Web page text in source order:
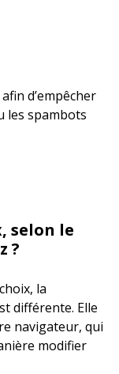
d’empêcher
les spambots
selon le
?
la
différente. Elle
navigateur, qui
modifier